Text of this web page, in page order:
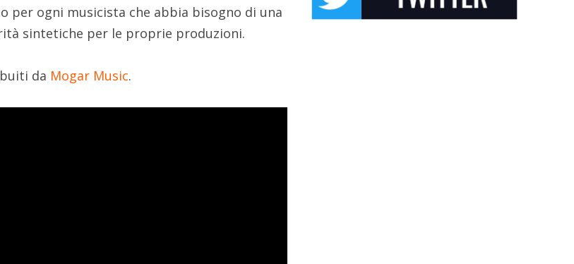
ogni musicista che abbia bisogno di una
sintetiche per le proprie produzioni.
da Mogar Music.